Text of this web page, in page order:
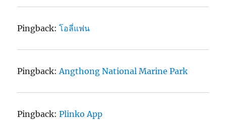
Pingback:โอลี่แฟน
Pingback:Angthong National Marine Park
Pingback:Plinko App